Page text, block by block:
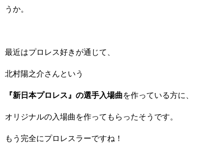
うか。
最近はプロレス好きが通じて、
北村陽之介さんという
『新日本プロレス』の選手入場曲を作っている方に、
オリジナルの入場曲を作ってもらったそうです。
もう完全にプロレスラーですね！